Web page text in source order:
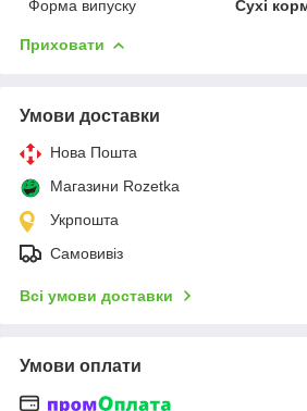
Форма випуску Сухі
Приховати
Умови доставки
Нова Пошта
Магазини Rozetka
Укрпошта
Самовивіз
Всі умови доставки
Умови оплати